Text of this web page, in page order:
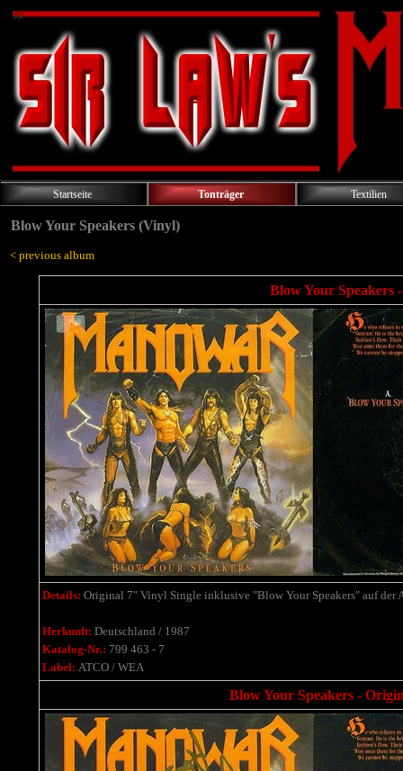
Startseite Tonträger Textilien
Blow Your Speakers (Vinyl)
< previous album
Blow Your Speakers
Details: Original 7" Vinyl Single inklusive "Blow Your Speakers" auf der
Herkunft: Deutschland / 1987
Katalog-Nr.: 799 463 - 7
Label: ATCO / WEA
Blow Your Speakers -